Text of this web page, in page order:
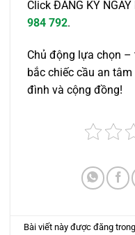
Click ĐĂNG KÝ
984 792.
Chủ động lựa chọn
bắc chiếc cầu an
đình và cộng đồng!
Bài viết này được đăng trong